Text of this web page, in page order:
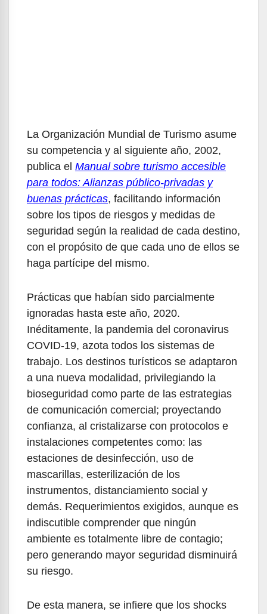
La Organización Mundial de Turismo asume
su competencia y al siguiente año, 2002,
publica el Manual sobre turismo accesible
para todos: Alianzas público-privadas y
buenas prácticas, facilitando información
sobre los tipos de riesgos y medidas de
seguridad según la realidad de cada destino,
con el propósito de que cada uno de ellos se
haga partícipe del mismo.
Prácticas que habían sido parcialmente
ignoradas hasta este año, 2020.
Inéditamente, la pandemia del coronavirus
COVID-19, azota todos los sistemas de
trabajo. Los destinos turísticos se adaptaron
a una nueva modalidad, privilegiando la
bioseguridad como parte de las estrategias
de comunicación comercial; proyectando
confianza, al cristalizarse con protocolos e
instalaciones competentes como: las
estaciones de desinfección, uso de
mascarillas, esterilización de los
instrumentos, distanciamiento social y
demás. Requerimientos exigidos, aunque es
indiscutible comprender que ningún
ambiente es totalmente libre de contagio;
pero generando mayor seguridad disminuirá
su riesgo.
De esta manera, se infiere que los shocks